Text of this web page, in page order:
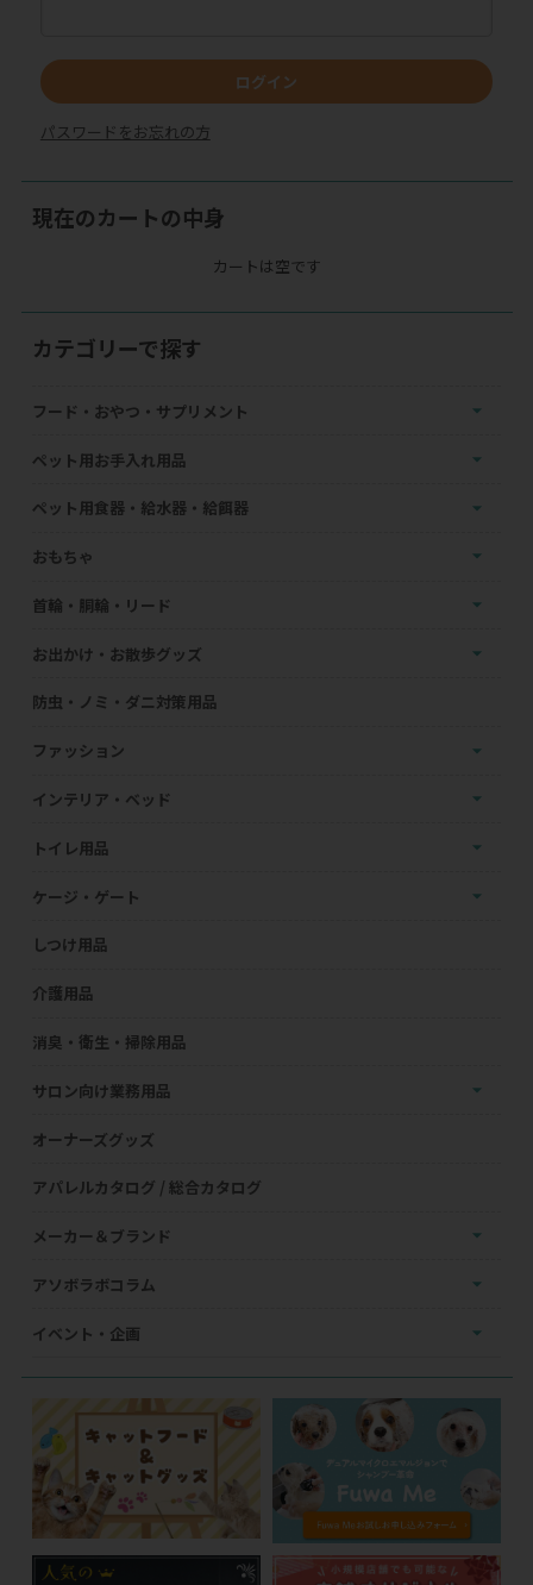
ログイン
パスワードをお忘れの方
現在のカートの中身
カートは空です
カテゴリーで探す
フード・おやつ・サプリメント
ペット用お手入れ用品
ペット用食器・給水器・給餌器
おもちゃ
首輪・胴輪・リード
お出かけ・お散歩グッズ
防虫・ノミ・ダニ対策用品
ファッション
インテリア・ベッド
トイレ用品
ケージ・ゲート
しつけ用品
介護用品
消臭・衛生・掃除用品
サロン向け業務用品
オーナーズグッズ
アパレルカタログ / 総合カタログ
メーカー＆ブランド
アソボラボコラム
イベント・企画